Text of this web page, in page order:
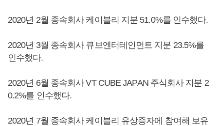
2020년 2월 종속회사 케이블리 지분 51.0%를 인수했다.
2020년 3월 종속회사 큐브엔터테인먼트 지분 23.5%를
인수했다.
2020년 6월 종속회사 VT CUBE JAPAN 주식회사 지분 2
0.2%를 인수했다.
2020년 7월 종속회사 케이블리 유상증자에 참여해 보유